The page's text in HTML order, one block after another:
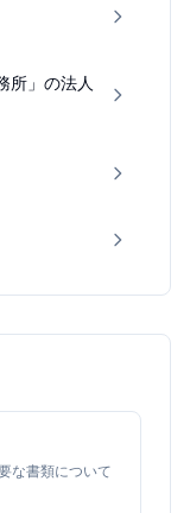
所」の法人
な書類について